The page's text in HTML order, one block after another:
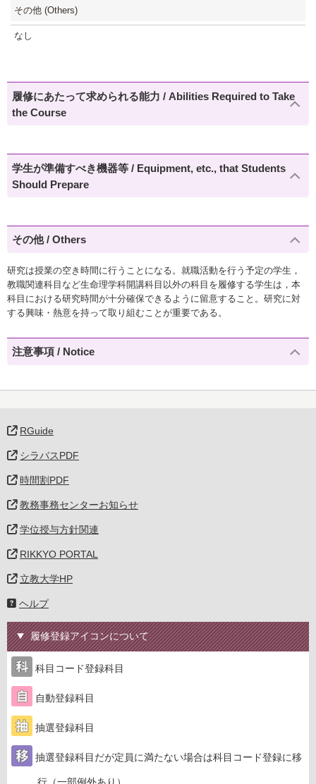
その他 (Others)
なし
履修にあたって求められる能力 / Abilities Required to Take
the Course
学生が準備すべき機器等 / Equipment, etc., that Students
Should Prepare
その他 / Others
研究は授業の空き時間に行うことになる。就職活動を行う予定の学生，
教職関連科目など生命理学科開講科目以外の科目を履修する学生は，本
科目における研究時間が十分確保できるように留意すること。研究に対
する興味・熱意を持って取り組むことが重要である。
注意事項 / Notice
RGuide
シラバスPDF
時間割PDF
教務事務センターお知らせ
学位授与方針関連
RIKKYO PORTAL
立教大学HP
ヘルプ
履修登録アイコンについて
科目コード登録科目
自動登録科目
抽選登録科目
抽選登録科目だが定員に満たない場合は科目コード登録に移